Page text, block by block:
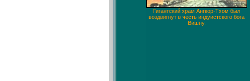
Гигантский храм Ангкор-Тхом был
воздвигнут в честь индуистского бога
Вишну.